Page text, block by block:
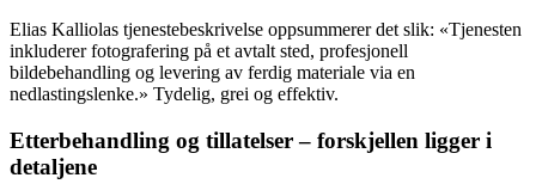
Elias Kalliolas tjenestebeskrivelse oppsummerer det slik: «Tjenesten
inkluderer fotografering på et avtalt sted, profesjonell
bildebehandling og levering av ferdig materiale via en
nedlastingslenke.» Tydelig, grei og effektiv.
Etterbehandling og tillatelser – forskjellen ligger i
detaljene